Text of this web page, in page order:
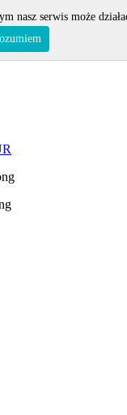
nasz serwis może